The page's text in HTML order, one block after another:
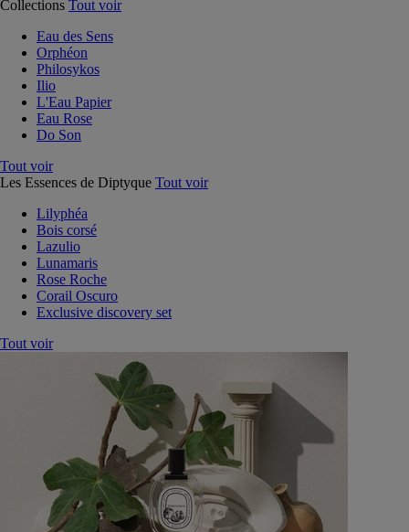
Collections Tout voir
Eau des Sens
Orphéon
Philosykos
Ilio
L'Eau Papier
Eau Rose
Do Son
Tout voir
Les Essences de Diptyque Tout voir
Lilyphéa
Bois corsé
Lazulio
Lunamaris
Rose Roche
Corail Oscuro
Exclusive discovery set
Tout voir